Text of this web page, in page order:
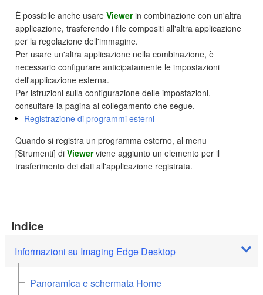
È possibile anche usareViewerin combinazione con un'altra
applicazione, trasferendo i file compositi all'altra applicazione
per la regolazione dell'immagine.
Per usare un'altra applicazione nella combinazione, è
necessario configurare anticipatamente le impostazioni
dell'applicazione esterna.
Per istruzioni sulla configurazione delle impostazioni,
consultare la pagina al collegamento che segue.
Registrazione di programmi esterni
Quando si registra un programma esterno, al menu
[Strumenti] diViewerviene aggiunto un elemento per il
trasferimento dei dati all'applicazione registrata.
Indice
Informazioni su Imaging Edge Desktop
Panoramica e schermata Home